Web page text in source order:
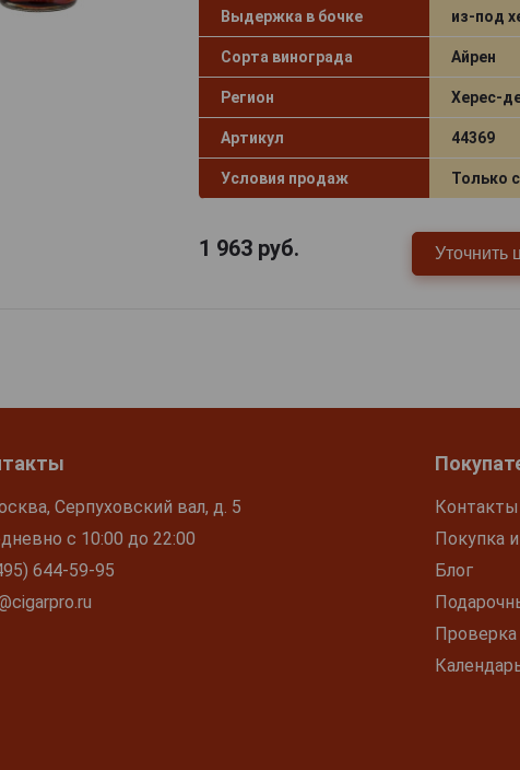
Выдержка в бочке из-под
Сорта винограда Айрен
Регион
Артикул 44369
Условия продаж Только
1 963руб. Уточнить
Серпуховский вал, д. 5
с 10:00 до 22:00
644-59-95
Контакты
Покупка
Блог